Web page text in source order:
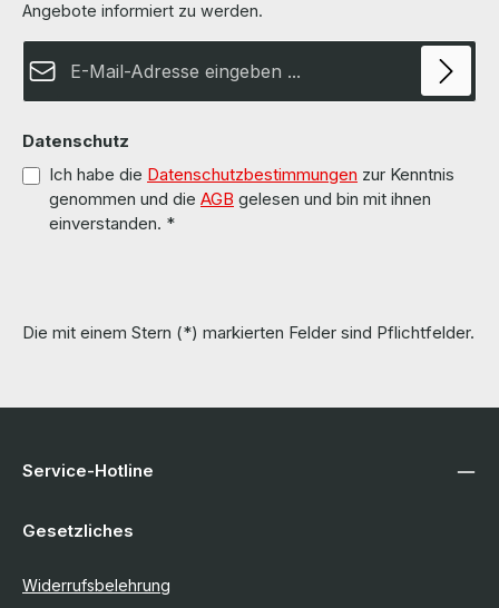
Angebote informiert zu werden.
Datenschutz
Ich habe die Datenschutzbestimmungen zur Kenntnis
genommen und die AGB gelesen und bin mit ihnen
einverstanden. *
Die mit einem Stern (*) markierten Felder sind Pflichtfelder.
Service-Hotline
Gesetzliches
Widerrufsbelehrung